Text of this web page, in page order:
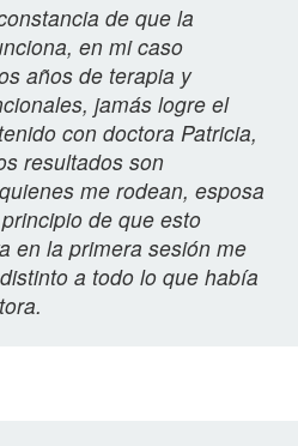
de que la
en mi caso
años de terapia y
jamás logre el
con doctora Patricia,
resultados son
me rodean, esposa
de que esto
en la primera sesión me
a todo lo que había